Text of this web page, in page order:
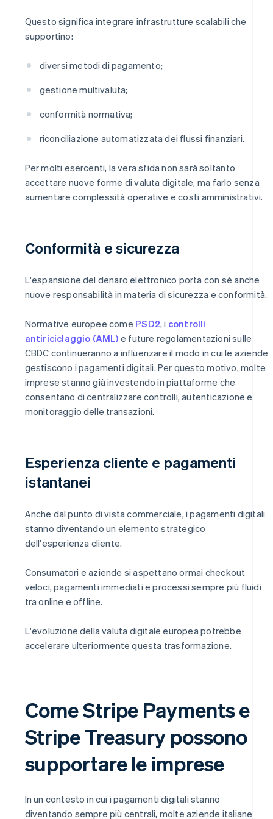
Questo significa integrare infrastrutture scalabili che
supportino:
diversi metodi di pagamento;
gestione multivaluta;
conformità normativa;
riconciliazione automatizzata dei flussi finanziari.
Per molti esercenti, la vera sfida non sarà soltanto
accettare nuove forme di valuta digitale, ma farlo senza
aumentare complessità operative e costi amministrativi.
Conformità e sicurezza
L'espansione del denaro elettronico porta con sé anche
nuove responsabilità in materia di sicurezza e conformità.
Normative europee come PSD2, i controlli
antiriciclaggio (AML) e future regolamentazioni sulle
CBDC continueranno a influenzare il modo in cui le aziende
gestiscono i pagamenti digitali. Per questo motivo, molte
imprese stanno già investendo in piattaforme che
consentano di centralizzare controlli, autenticazione e
monitoraggio delle transazioni.
Esperienza cliente e pagamenti
istantanei
Anche dal punto di vista commerciale, i pagamenti digitali
stanno diventando un elemento strategico
dell'esperienza cliente.
Consumatori e aziende si aspettano ormai checkout
veloci, pagamenti immediati e processi sempre più fluidi
tra online e offline.
L'evoluzione della valuta digitale europea potrebbe
accelerare ulteriormente questa trasformazione.
Come Stripe Payments e
Stripe Treasury possono
supportare le imprese
In un contesto in cui i pagamenti digitali stanno
diventando sempre più centrali, molte aziende italiane